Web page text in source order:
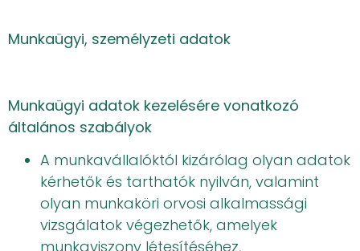
Munkaügyi, személyzeti adatok
Munkaügyi adatok kezelésére vonatkozó
általános szabályok
A munkavállalóktól kizárólag olyan adatok
kérhetők és tarthatók nyilván, valamint
olyan munkaköri orvosi alkalmassági
vizsgálatok végezhetők, amelyek
munkaviszony létesítéséhez,